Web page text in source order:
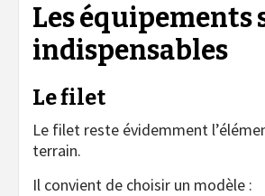
Les équipements
indispensables
Le filet
Le filet reste évidemment
terrain.
Il convient de choisir un modèle :